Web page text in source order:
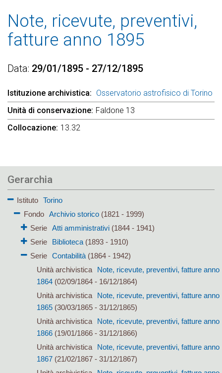
Note, ricevute, preventivi,
fatture anno 1895
Data 29/01/1895 - 27/12/1895
Istituzione archivistica
Osservatorio astrofisico di Torino
Unità di conservazione Faldone 13
Collocazione 13.32
Gerarchia
Istituto
Torino
Fondo
Archivio storico(1821 - 1999)
Serie Atti amministrativi(1844 - 1941)
Serie
Biblioteca(1893 - 1910)
Serie Contabilità(1864 - 1942)
Unità archivistica
Note, ricevute, preventivi, fatture anno
1864 (02/09/1864 - 16/12/1864)
Unità archivistica
Note, ricevute, preventivi, fatture anno
1865 (30/03/1865 - 31/12/1865)
Unità archivistica
Note, ricevute, preventivi, fatture anno
1866 (19/01/1866 - 31/12/1866)
Unità archivistica
Note, ricevute, preventivi, fatture anno
1867 (21/02/1867 - 31/12/1867)